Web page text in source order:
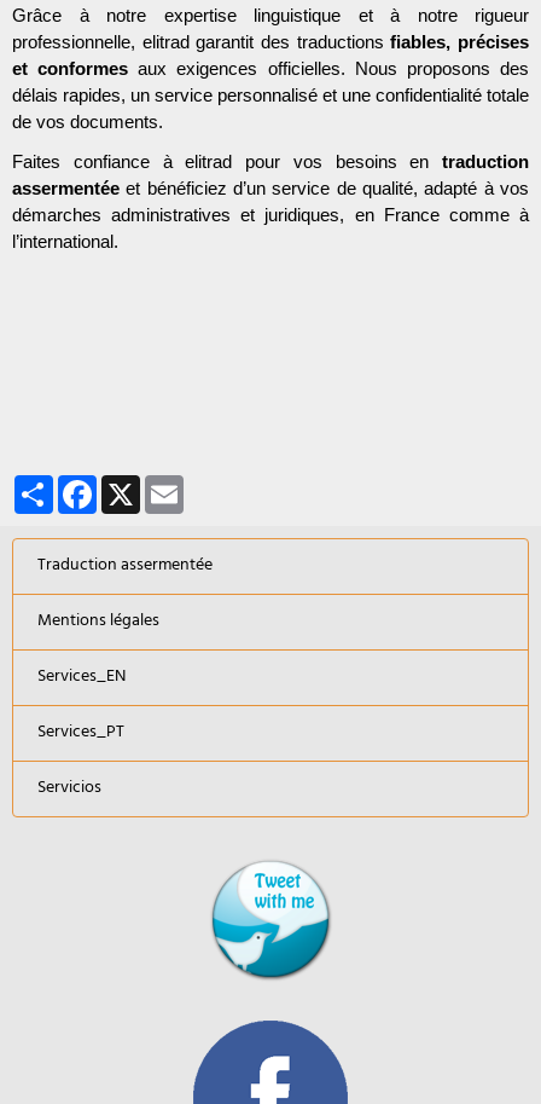
Grâce à notre expertise linguistique et à notre rigueur
professionnelle, elitrad garantit des traductionsfiables, précises
et conformes aux exigences officielles. Nous proposons des
délais rapides, un service personnalisé et une confidentialité totale
de vos documents.
Faites confiance à elitrad pour vos besoins en traduction
assermentée et bénéficiez d’un service de qualité, adapté à vos
démarches administratives et juridiques, en France comme à
l’international.
PartagerFacebook
X
Traduction assermentée
Mentions légales
Services_EN
Services_PT
Servicios